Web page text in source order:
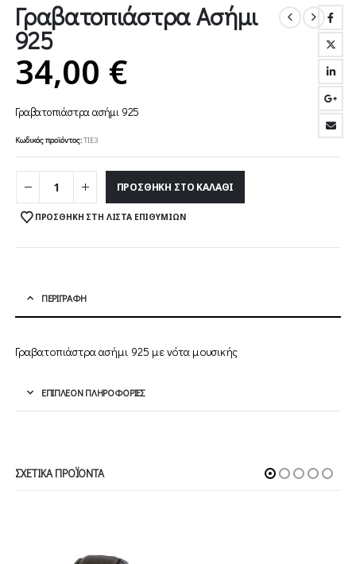
Γραβατοπιάστρα Ασήμι
925
34,00 €
Γραβατοπιάστρα ασήμι 925
Κωδικός προϊόντος:TIE3
ΠΡΟΣΘΉΚΗ ΣΤΟ ΚΑΛΆΘΙ
ΠΡΟΣΘΉΚΗ ΣΤΗ ΛΊΣΤΑ ΕΠΙΘΥΜΙΏΝ
ΠΕΡΙΓΡΑΦΉ
Γραβατοπιάστρα ασήμι 925 με νότα μουσικής
ΕΠΙΠΛΈΟΝ ΠΛΗΡΟΦΟΡΊΕΣ
ΣΧΕΤΙΚΆ ΠΡΟΪΌΝΤΑ